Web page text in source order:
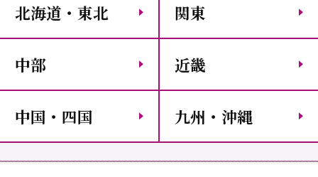
北海道・東北 関東
中部 近畿
中国・四国 九州・沖縄